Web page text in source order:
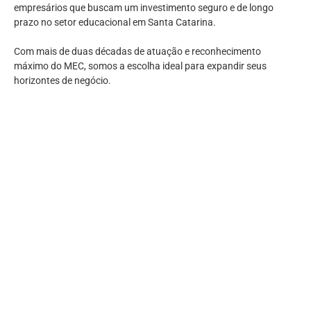
empresários que buscam um investimento seguro e de longo
prazo no setor educacional em Santa Catarina.
Com mais de duas décadas de atuação e reconhecimento
máximo do MEC, somos a escolha ideal para expandir seus
horizontes de negócio.